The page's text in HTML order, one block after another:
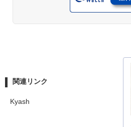
関連リンク
Kyash